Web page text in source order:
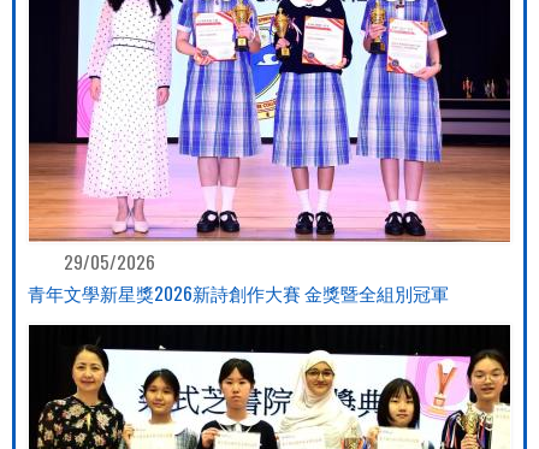
29/05/2026
青年文學新星獎2026新詩創作大賽 金獎暨全組別冠軍